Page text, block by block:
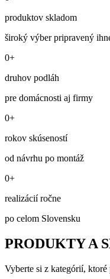
produktov skladom
široký výber pripravený
0+
druhov podláh
pre domácnosti aj firmy
0+
rokov skúseností
od návrhu po montáž
0+
realizácií ročne
po celom Slovensku
PRODUKTY A
Vyberte si z kategórií,